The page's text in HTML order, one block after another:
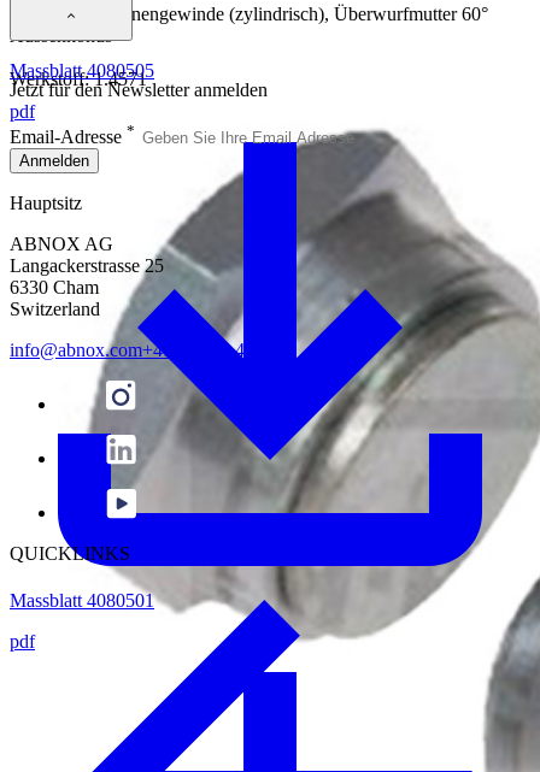
Anschluss A: Innengewinde (zylindrisch), Überwurfmutter 60°
Aussenkonus
Werkstoff: 1.4571
Massblatt 4080505
pdf
Massblatt 4080501
pdf
Jetzt für den Newsletter anmelden
Email-Adresse *
Anmelden
Hauptsitz
ABNOX AG
Langackerstrasse 25
6330 Cham
Switzerland
info@abnox.com+41 41 780 44 55
QUICKLINKS